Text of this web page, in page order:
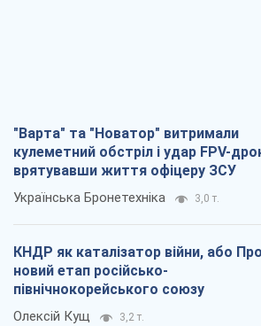
"Варта" та "Новатор" витримали
кулеметний обстріл і удар FPV-
врятувавши життя офіцеру ЗСУ
Українська Бронетехніка 3,0 т.
КНДР як каталізатор війни, або Про
новий етап російсько-
північнокорейського союзу
Олексій Кущ 3,2 т.